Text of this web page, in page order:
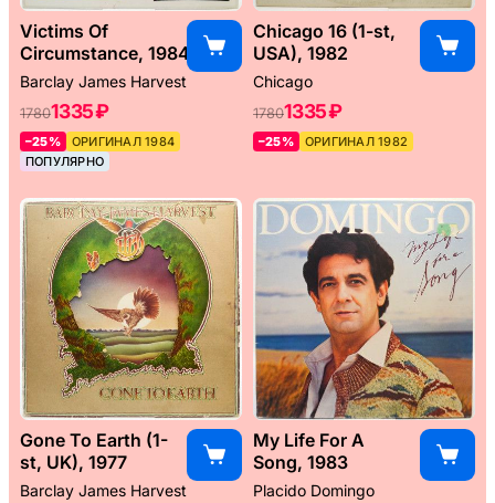
Victims Of
Circumstance, 1984
Barclay James Harvest
17801335 ₽
–25%
ОРИГИНАЛ 1984
ПОПУЛЯРНО
Chicago 16 (1-st,
USA), 1982
Chicago
17801335 ₽
–25% ОРИГИНАЛ 1982
Gone To Earth (1-
st, UK), 1977
Barclay James Harvest
My Life For A
Song, 1983
Placido Domingo